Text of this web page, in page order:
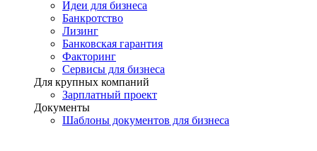
Идеи для бизнеса
Банкротство
Лизинг
Банковская гарантия
Факторинг
Сервисы для бизнеса
Для крупных компаний
Зарплатный проект
Документы
Шаблоны документов для бизнеса